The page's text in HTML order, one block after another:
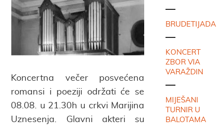
Koncertna večer posvećena
romansi i poeziji održati će se
08.08. u 21.30h u crkvi Marijina
Uznesenja. Glavni akteri su
BRUDETIJADA
KONCERT
ZBOR VIA
VARAŽDIN
MIJEŠANI
TURNIR U
BALOTAMA